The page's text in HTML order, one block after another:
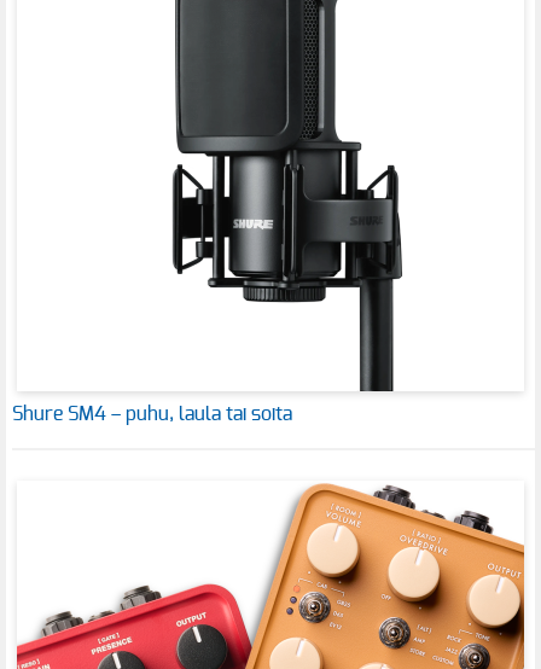
Shure SM4 – puhu, laula tai soita